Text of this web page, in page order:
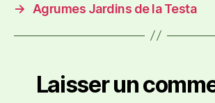
→
Agrumes Jardins de la Testa
Laisser un